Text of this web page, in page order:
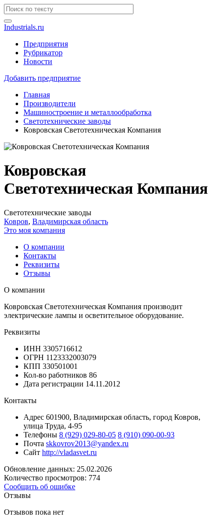
Industrials.ru
Предприятия
Рубрикатор
Новости
Добавить предприятие
Главная
Производители
Машиностроение и металлообработка
Светотехнические заводы
Ковровская Светотехническая Компания
Ковровская
Светотехническая Компания
Светотехнические заводы
Ковров, Владимирская область
Это моя компания
О компании
Контакты
Реквизиты
Отзывы
О компании
Ковровская Светотехническая Компания производит
электрические лампы и осветительное оборудование.
Реквизиты
ИНН 3305716612
ОГРН 1123332003079
КПП 330501001
Кол-во работников 86
Дата регистрации 14.11.2012
Контакты
Адрес 601900, Владимирская область, город Ковров,
улица Труда, 4-95
Телефоны 8 (929) 029-80-05 8 (910) 090-00-93
Почта skkovrov2013@yandex.ru
Сайт http://vladasvet.ru
Обновление данных: 25.02.2026
Количество просмотров: 774
Сообщить об ошибке
Отзывы
Отзывов пока нет